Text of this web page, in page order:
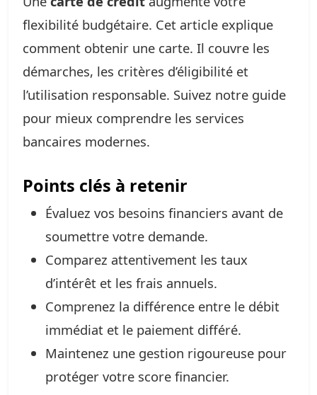
flexibilité budgétaire. Cet article explique
comment obtenir une carte. Il couvre les
démarches, les critères d’éligibilité et
l’utilisation responsable. Suivez notre guide
pour mieux comprendre les services
bancaires modernes.
Points clés à retenir
Évaluez vos besoins financiers avant de
soumettre votre demande.
Comparez attentivement les taux
d’intérêt et les frais annuels.
Comprenez la différence entre le débit
immédiat et le paiement différé.
Maintenez une gestion rigoureuse pour
protéger votre score financier.